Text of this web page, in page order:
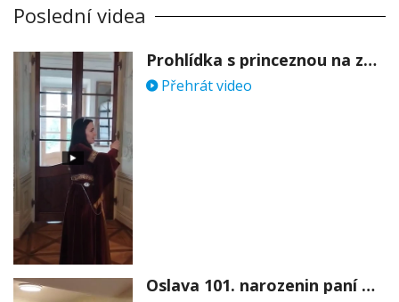
Poslední videa
Prohlídka s princeznou na zámku Stekník
Přehrát video
Oslava 101. narozenin paní Věry Skořepové